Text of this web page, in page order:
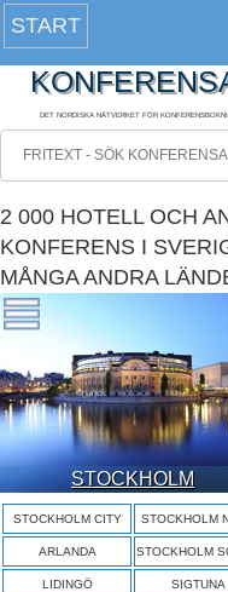
START
DET NORDISKA NÄTVERKET FÖR
2 000 HOTELL OCH
KONFERENS I
MÅNGA ANDRA
STOCKHOLM
STOCKHOLM CITY STOCKHOLM
ARLANDA STOCKHOLM
LIDINGÖ SIGTUNA